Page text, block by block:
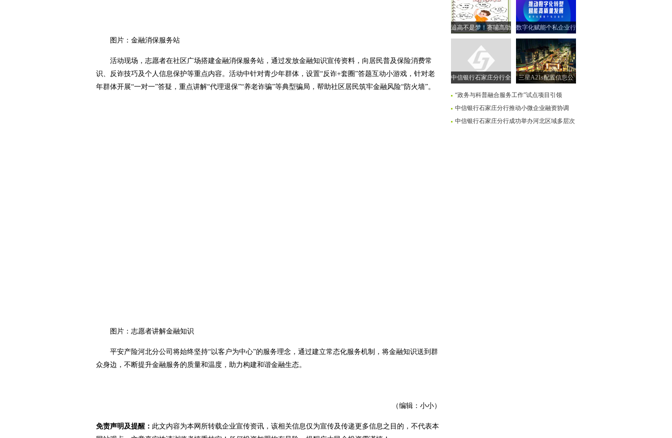
图片：金融消保服务站
活动现场，志愿者在社区广场搭建金融消保服务站，通过发放金融知识宣传资料，向居民普及保险消费常
识、反诈技巧及个人信息保护等重点内容。活动中针对青少年群体，设置“反诈+套圈”答题互动小游戏，针对老
年群体开展“一对一”答疑，重点讲解“代理退保”“养老诈骗”等典型骗局，帮助社区居民筑牢金融风险“防火墙”。
图片：志愿者讲解金融知识
平安产险河北分公司将始终坚持“以客户为中心”的服务理念，通过建立常态化服务机制，将金融知识送到群
众身边，不断提升金融服务的质量和温度，助力构建和谐金融生态。
（编辑：小小）
免责声明及提醒： 此文内容为本网所转载企业宣传资讯，该相关信息仅为宣传及传递更多信息之目的，不代表本
追高不是梦！赛哺高助
力实现孩子的“黄金身
高”
数字化赋能个私企业行
| 走进衡水市 共探转型
新路径
中信银行石家庄分行全
三星A21s配置信息公
“政务与科普融合服务工作”试点项目引领
中信银行石家庄分行推动小微企业融资协调
中信银行石家庄分行成功举办河北区域多层次